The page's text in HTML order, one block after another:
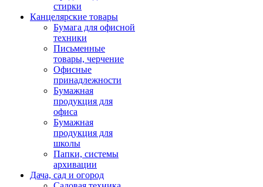
стирки
Канцелярские товары
Бумага для офисной
техники
Письменные
товары, черчение
Офисные
принадлежности
Бумажная
продукция для
офиса
Бумажная
продукция для
школы
Папки, системы
архивации
Дача, сад и огород